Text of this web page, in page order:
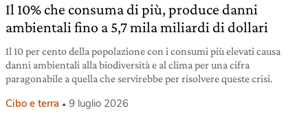
Il 10% che consuma di più, produce danni
ambientali fino a 5,7 mila miliardi di dollari
Il 10 per cento della popolazione con i consumi più elevati causa
danni ambientali alla biodiversità e al clima per una cifra
paragonabile a quella che servirebbe per risolvere queste crisi.
Cibo e terra 9 luglio 2026